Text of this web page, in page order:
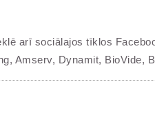
arī sociālajos tīklos
Amserv, Dynamit, BioVide,